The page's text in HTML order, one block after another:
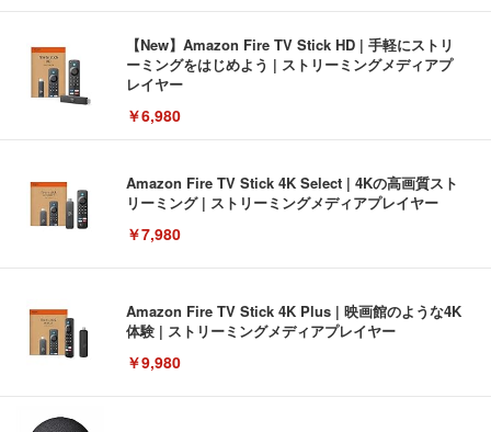
【New】Amazon Fire TV Stick HD | 手軽にストリ
ーミングをはじめよう | ストリーミングメディアプ
レイヤー
￥6,980
Amazon Fire TV Stick 4K Select | 4Kの高画質スト
リーミング | ストリーミングメディアプレイヤー
￥7,980
Amazon Fire TV Stick 4K Plus | 映画館のような4K
体験 | ストリーミングメディアプレイヤー
￥9,980